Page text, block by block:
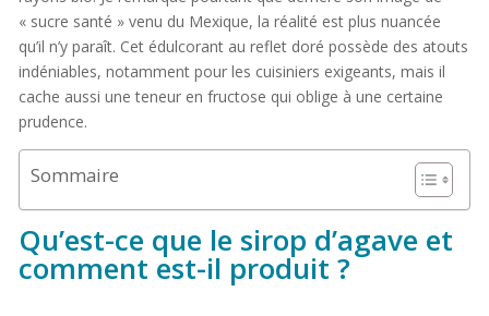
« sucre santé » venu du Mexique, la réalité est plus nuancée
qu’il n’y paraît. Cet édulcorant au reflet doré possède des atouts
indéniables, notamment pour les cuisiniers exigeants, mais il
cache aussi une teneur en fructose qui oblige à une certaine
prudence.
Sommaire
Qu’est-ce que le sirop d’agave et
comment est-il produit ?